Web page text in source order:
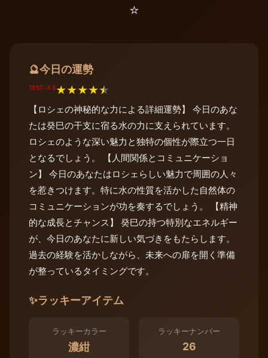
⭐️
🔮今日の運勢
TEST: 4.5★★★★★
【ロシェの神秘的な力による詳細運勢】 今日のあな
たは癸巳の干支に宿る水の力に支えられています。
ロシェのような深い魅力と独特の個性が際立つ一日
となるでしょう。 【人間関係とコミュニケーショ
ン】 今日のあなたはロシェらしい魅力で周囲の人々
を惹きつけます。特に水の性質を活かした自然体の
コミュニケーションが功を奏するでしょう。 【精神
的な成長とチャンス】 癸巳の持つ特別なエネルギー
が、今日のあなたに新しい気づきをもたらします。
過去の経験を活かしながら、未来への扉を開く準備
が整っているタイミングです。
✨ラッキーアイテム
ラッキーカラー
濃紺
ラッキーナンバー
26